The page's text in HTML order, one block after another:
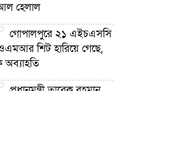
আল হেলাল
গোপালপুরে ২১ এইচএসসি
ওএমআর শিট হারিয়ে গেছে,
প্রধানমন্ত্রী তারেক রহমান